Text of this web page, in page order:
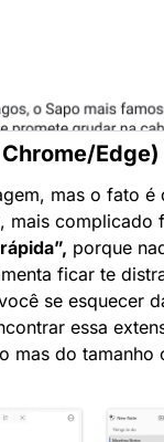
Edge)
mas o fato é
mais complicado
porque
ficar te
se esquecer
essa
mas do tamanho